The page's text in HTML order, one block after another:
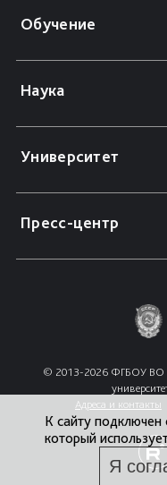
Обучение
Наука
Университет
Пресс-центр
© 2013-2026 ФГБОУ ВО
Адреса и контакты
К сайту подключен
который
Я